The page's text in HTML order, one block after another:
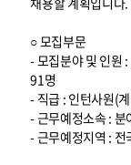
○ 모집부문
- 모집분야 및 인원
91명
- 직급 : 인턴사원(
- 근무예정소속 : 분
- 근무예정지역 : 전